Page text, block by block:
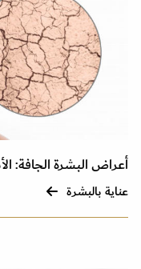
أعراض البشرة الجافة:
عناية بالبشرة